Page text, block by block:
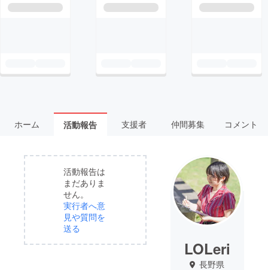
ホーム 活動報告 支援者 仲間募集 コメント
活動報告は
まだありま
せん。
実行者へ意
見や質問を
送る
LOLeri
長野県